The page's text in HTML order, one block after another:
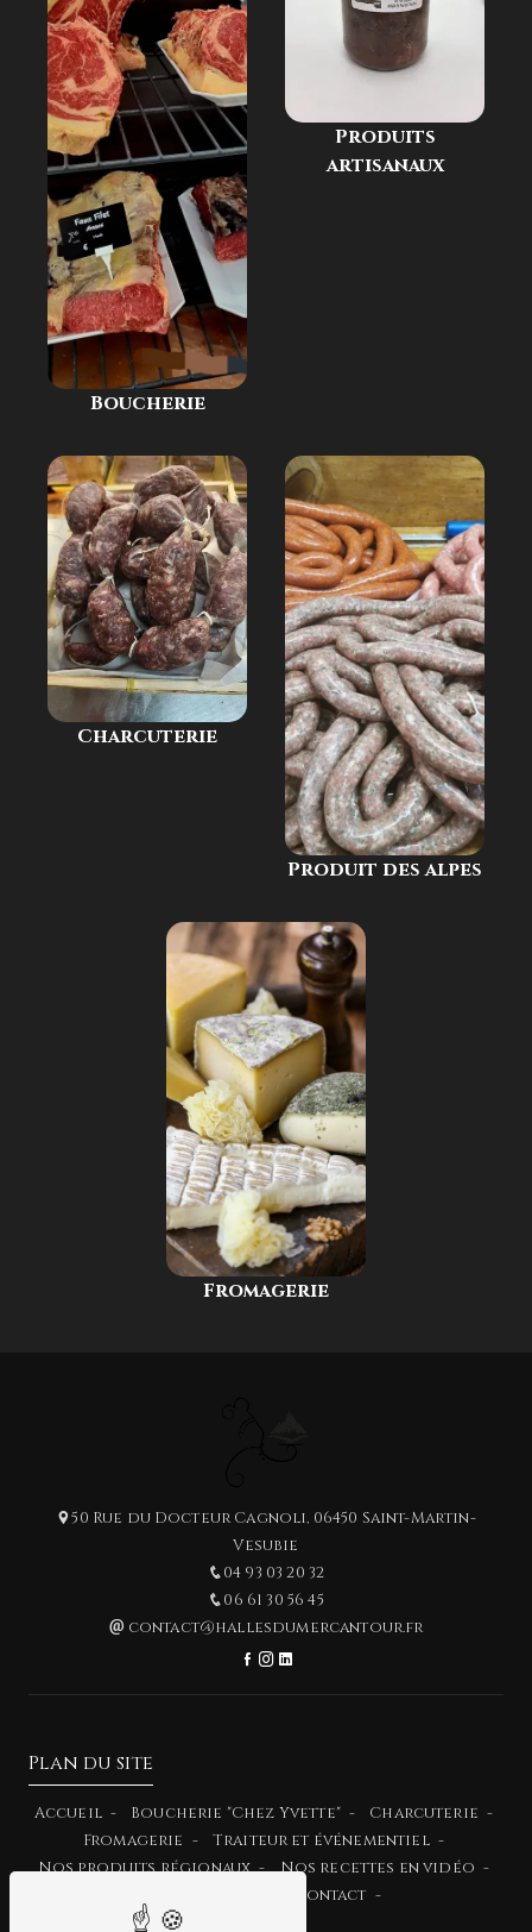
Boucherie
Produits
artisanaux
Charcuterie
Produit des alpes
Fromagerie
50 Rue du Docteur Cagnoli, 06450 Saint-Martin-
Vesubie
04 93 03 20 32
06 61 30 56 45
contact@hallesdumercantour.fr
Plan du site
Accueil Boucherie "Chez Yvette"
Charcuterie
Fromagerie
Traiteur et événementiel
Nos produits régionaux
Nos recettes en vidéo
Contact